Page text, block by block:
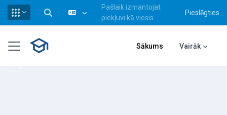
Pārslēgt meklēšanas ievadi
Pašlaik izmantojat
piekļuvi kā viesis
Pieslēgties
Sānu panelis Sākums Vairāk